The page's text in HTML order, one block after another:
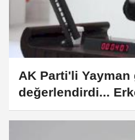
AK Parti'li Yayman
değerlendirdi...
gündemde değil